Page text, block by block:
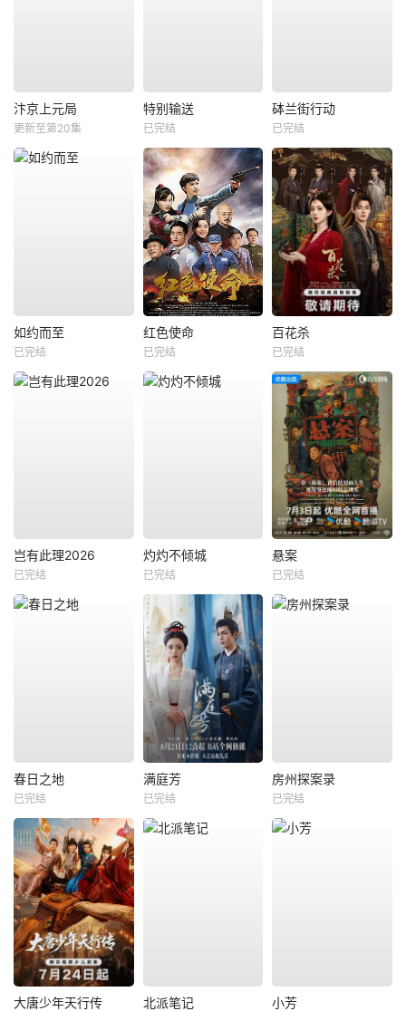
汴京上元局
更新至第20集
特别输送
已完结
砵兰街行动
已完结
如约而至
已完结
红色使命
已完结
百花杀
已完结
岂有此理2026
已完结
灼灼不倾城
已完结
悬案
已完结
春日之地
已完结
满庭芳
已完结
房州探案录
已完结
大唐少年天行传 北派笔记 小芳